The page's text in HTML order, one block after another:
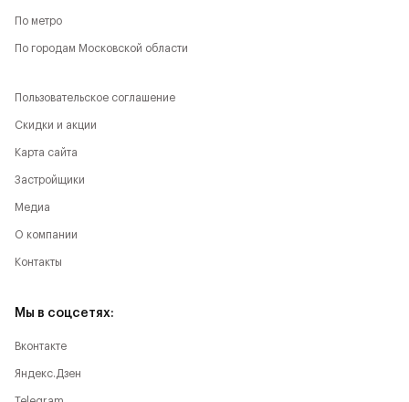
По метро
По городам Московской области
Пользовательское соглашение
Скидки и акции
Карта сайта
Застройщики
Медиа
О компании
Контакты
Мы в соцсетях:
Вконтакте
Яндекс.Дзен